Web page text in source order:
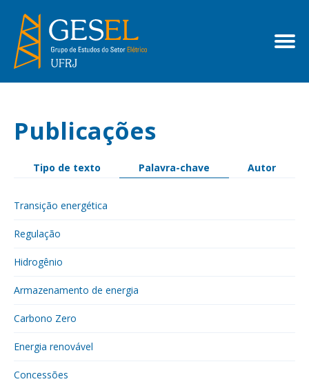
Publicações
Tipo de texto Palavra-chave Autor
Transição energética
Regulação
Hidrogênio
Armazenamento de energia
Carbono Zero
Energia renovável
Concessões